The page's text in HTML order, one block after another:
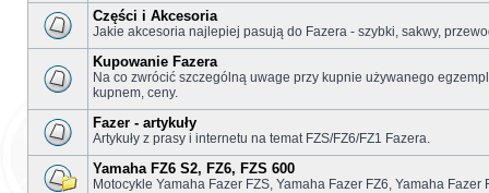
Części i Akcesoria
Jakie akcesoria najlepiej pasują do Fazera - szybki, sakwy,
Kupowanie Fazera
Na co zwrócić szczególną uwage przy kupnie używanego
kupnem, ceny.
Fazer - artykuły
Artykuły z prasy i internetu na temat FZS/FZ6/FZ1 Fazera.
Yamaha FZ6 S2, FZ6, FZS 600
Motocykle Yamaha Fazer FZS, Yamaha Fazer FZ6, Yamaha Fazer